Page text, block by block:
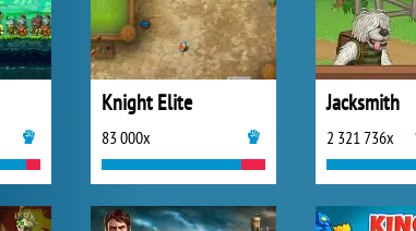
Knight Elite
83 000x
Jacksmith
2 321 736x